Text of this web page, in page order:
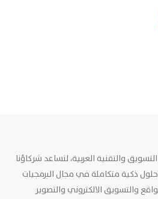
والتقنية العربية، لنساعد شركاؤنا
ذكية متكاملة في مجال البرمجيات
والتسويق الالكتروني والتصوير